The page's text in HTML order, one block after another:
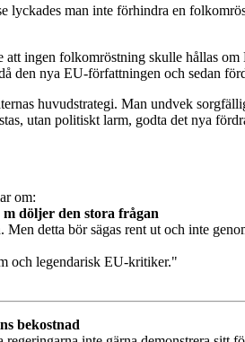
lyckades man inte förhindra en
att ingen folkomröstning skulle hållas
den nya EU-författningen och sedan
huvudstrategi. Man undvek
utan politiskt larm, godta det nya
om:
döljer den stora frågan
detta bör sägas rent ut och inte
och legendarisk EU-kritiker."
bekostnad